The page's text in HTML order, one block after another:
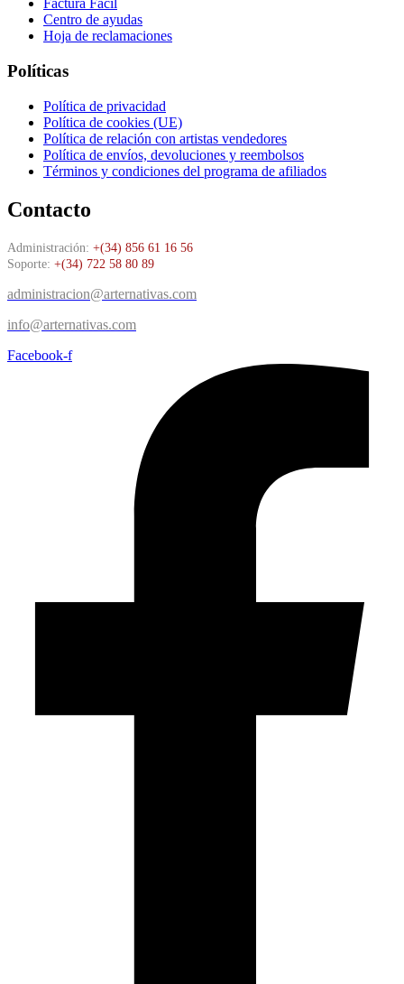
Factura Fácil
Centro de ayudas
Hoja de reclamaciones
Políticas
Política de privacidad
Política de cookies (UE)
Política de relación con artistas vendedores
Política de envíos, devoluciones y reembolsos
Términos y condiciones del programa de afiliados
Contacto
Administración: +(34) 856 61 16 56
Soporte: +(34) 722 58 80 89
administracion@arternativas.com
info@arternativas.com
Facebook-f